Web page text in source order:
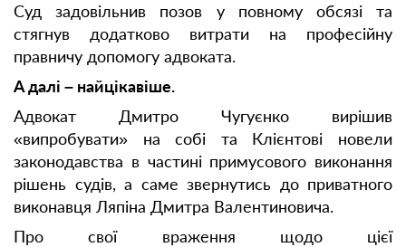
Суд задовільнив позов у повному обсязі та
стягнув додатково витрати на професійну
правничу допомогу адвоката.
А далі – найцікавіше.
Адвокат Дмитро Чугуєнко вирішив
«випробувати» на собі та Клієнтові новели
законодавства в частині примусового виконання
рішень судів, а саме звернутись до приватного
виконавця Ляпіна Дмитра Валентиновича.
Про свої враження щодо цієї